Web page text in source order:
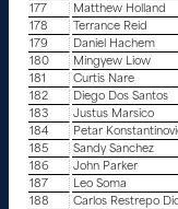
177
Matthew Holland
178
Terrance Reid
179
Daniel Hachem
180
Mingyew Liow
181
Curtis Nare
182
Diego Dos Santos
183
Justus Marsico
184
Petar
185
Sandy Sanchez
186
John Parker
187
Leo Soma
188
Carlos Restrepo